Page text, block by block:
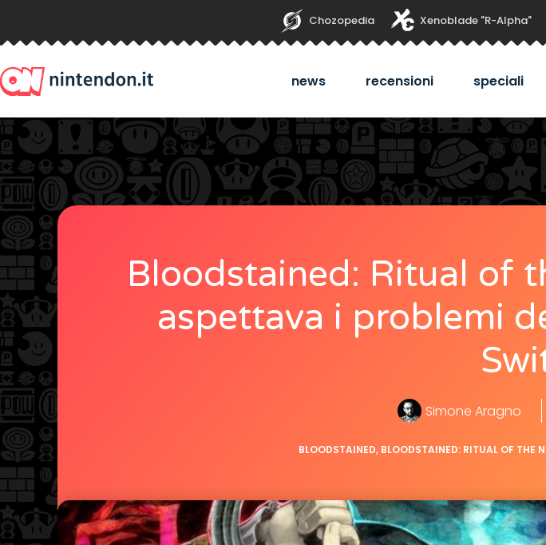
Chozopedia Xenoblade "R-Alpha"
news recensioni speciali
Bloodstained: Ritual of
aspettava i problemi
Simone Aragno
BLOODSTAINED, BLOODSTAINED: RITUAL OF THE